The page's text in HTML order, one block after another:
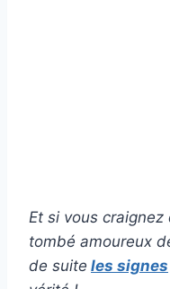
Et si vous
tombé amoureux
de suite les signes